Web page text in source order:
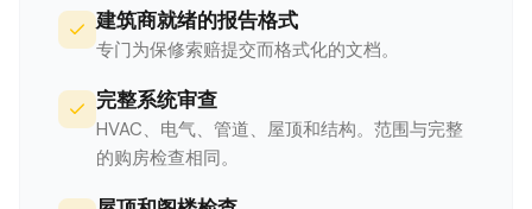
建筑商就绪的报告格式
专门为保修索赔提交而格式化的文档。
完整系统审查
HVAC、电气、管道、屋顶和结构。范围与完整
的购房检查相同。